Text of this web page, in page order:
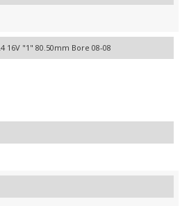
16V "1" 80.50mm Bore 08-08